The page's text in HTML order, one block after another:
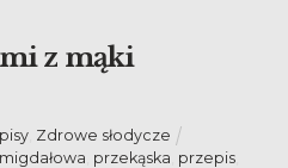
z mąki
Zdrowe słodycze
przekąska przepis